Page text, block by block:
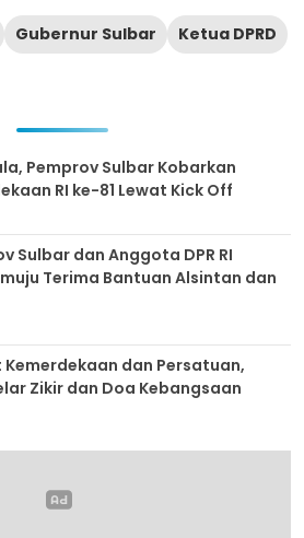
Gubernur Sulbar
Ketua DPRD
Pemprov Sulbar Kobarkan
RI ke-81 Lewat Kick Off
Sulbar dan Anggota DPR RI
Terima Bantuan Alsintan dan
dan Persatuan,
Zikir dan Doa Kebangsaan